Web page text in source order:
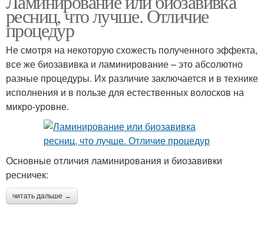
ресниц, что лучше. Отличие
процедур
Не смотря на некоторую схожесть полученного эффекта,
все же биозавивка и ламинирование – это абсолютно
разные процедуры. Их различие заключается и в технике
исполнения и в пользе для естественных волосков на
микро-уровне.
Основные отличия ламинирования и биозавивки
ресничек:
читать дальше →